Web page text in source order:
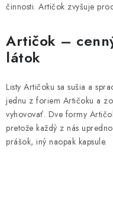
činnosti. Artičok zvyšuje
Artičok –
látok
Listy Artičoku sa sušia a
jednu z foriem Artičoku a
vyhovovať. Dve formy
pretože každý z nás
prášok, iný naopak kapsule.